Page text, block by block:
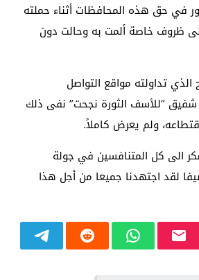
في حق هذه المحافظات أثناء حملته
إلى ظروف خاصة ألمت به وحالت دون
الذي تداولته مواقع التواصل
شفيق “للأسف الثورة نجحت” نفى ذلك
ولم يعرض كاملاً.
الى كل المتنافسين في جولة
لقد اجتهدنا جميعا من أجل هذا